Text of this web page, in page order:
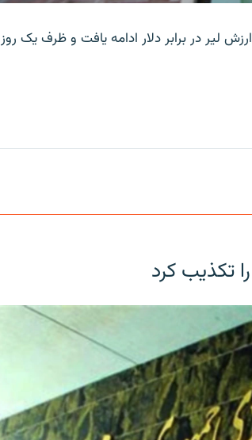
لیر در برابر دلار ادامه یافت و ظرف یک روز